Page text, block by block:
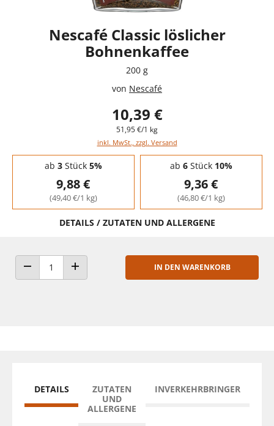
Nescafé Classic löslicher
Bohnenkaffee
200 g
von Nescafé
10,39 €
51,95 €/1 kg
inkl. MwSt., zzgl. Versand
Staffelpreise - Mengenrabatt
ab 3Stück 5%
9,88 €
(49,40 €/1 kg)
ab 6Stück 10%
9,36 €
(46,80 €/1 kg)
DETAILS / ZUTATEN UND ALLERGENE
ANZAHL VERRINGERNANZAHL ERHÖHEN
IN DEN WARENKORB
DETAILS
ZUTATEN
UND
ALLERGENE
INVERKEHRBRINGER